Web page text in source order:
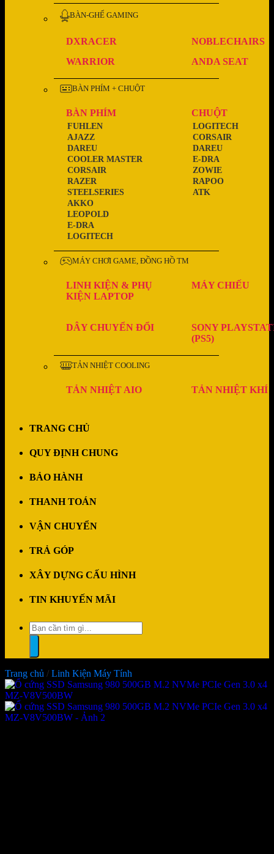
BÀN-GHẾ GAMING
DXRACER
NOBLECHAIRS
WARRIOR
ANDA SEAT
BÀN PHÍM + CHUỘT
BÀN PHÍM
LOGITECH
E-DRA
LEOPOLD
AKKO
STEELSERIES
RAZER
CORSAIR
COOLER MASTER
DAREU
AJAZZ
FUHLEN
CHUỘT
ATK
RAPOO
ZOWIE
E-DRA
DAREU
CORSAIR
LOGITECH
MÁY CHƠI GAME, ĐỒNG HỒ TM
LINH KIỆN & PHỤ
KIỆN LAPTOP
MÁY CHIẾU
DÂY CHUYỂN ĐỔI
SONY
(PS5)
TẢN NHIỆT COOLING
TẢN NHIỆT AIO TẢN NHIỆT KHÍ
TRANG CHỦ
QUY ĐỊNH CHUNG
BẢO HÀNH
THANH TOÁN
VẬN CHUYỂN
TRẢ GÓP
XÂY DỰNG CẤU HÌNH
TIN KHUYẾN MÃI
Tìm
kiếm:
Trang chủ / Linh Kiện Máy Tính